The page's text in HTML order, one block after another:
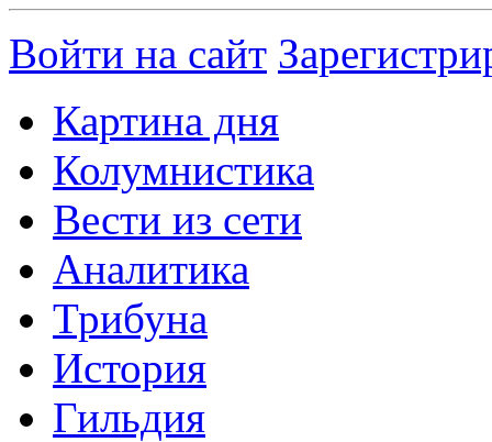
Войти на сайт
Картина дня
Колумнистика
Вести из сети
Аналитика
Трибуна
История
Гильдия